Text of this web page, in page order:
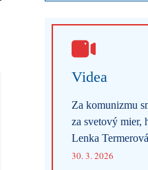
Videa
Za komunizmu
za svetový mier,
Lenka Termerová
30. 3. 2026